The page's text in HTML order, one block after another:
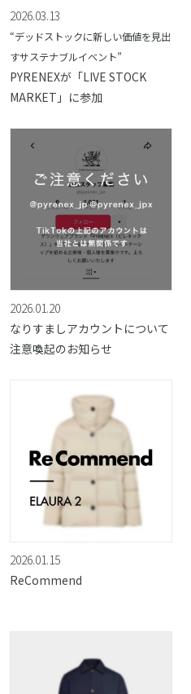
2026.03.13
“デッドストックに新しい価値を見出
すサステナブルイベント”
PYRENEXが「LIVE STOCK
MARKET」に参加
2026.01.20
なりすましアカウントについて
注意喚起のお知らせ
2026.01.15
ReCommend